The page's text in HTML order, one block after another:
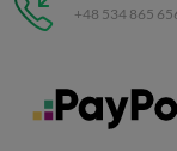
+48 534 865
C.H. Respan,
35-326 Rzeszów